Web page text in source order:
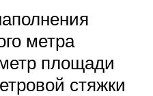
метра
площади
стяжки